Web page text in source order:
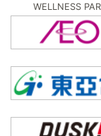
WELLNESS